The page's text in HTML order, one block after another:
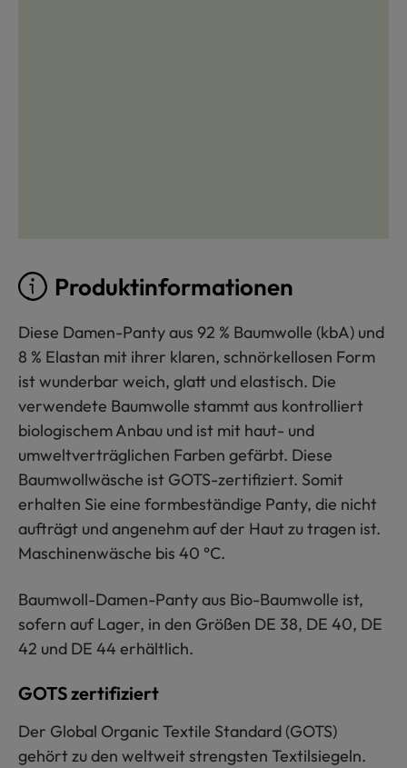
Produktinformationen
Diese Damen-Panty aus 92 % Baumwolle (kbA) und
8 % Elastan mit ihrer klaren, schnörkellosen Form
ist wunderbar weich, glatt und elastisch. Die
verwendete Baumwolle stammt aus kontrolliert
biologischem Anbau und ist mit haut- und
umweltverträglichen Farben gefärbt. Diese
Baumwollwäsche ist GOTS-zertifiziert. Somit
erhalten Sie eine formbeständige Panty, die nicht
aufträgt und angenehm auf der Haut zu tragen ist.
Maschinenwäsche bis 40 °C.
Baumwoll-Damen-Panty aus Bio-Baumwolle ist,
sofern auf Lager, in den Größen DE 38, DE 40, DE
42 und DE 44 erhältlich.
GOTS zertifiziert
Der Global Organic Textile Standard (GOTS)
gehört zu den weltweit strengsten Textilsiegeln.